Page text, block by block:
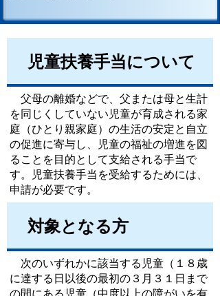
児童扶養手当について
父母の離婚などで、父または母と生計
を同じくしていない児童が育成される家
庭（ひとり親家庭）の生活の安定と自立
の促進に寄与し、児童の福祉の増進を図
ることを目的として支給される手当で
す。児童扶養手当を受給するためには、
申請が必要です。
対象となる方
次のいずれかに該当する児童（１８歳
に達する日以後の最初の３月３１日まで
の間にある児童（中度以上の障がいを有